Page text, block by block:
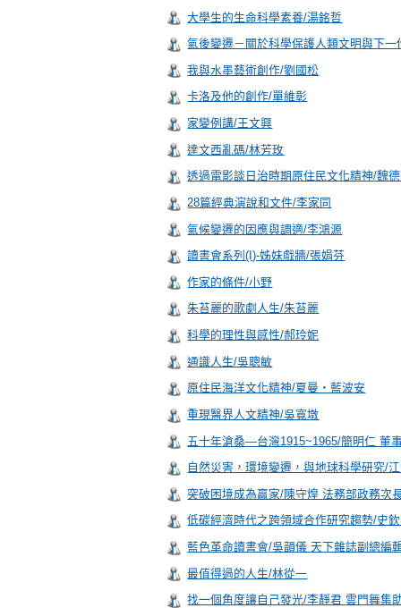
大學生的生命科學素養/湯銘哲
氣後變遷－關於科學保護人類文明與下
我與水墨藝術創作/劉國松
卡洛及他的創作/單維彰
家變例講/王文興
達文西亂碼/林芳玫
透過電影談日治時期原住民文化精神/魏
28篇經典演說和文件/李家同
氣候變遷的因應與調適/李鴻源
讀書會系列(I)-姊妹戲牆/張娟芬
作家的條件/小野
朱苔麗的歌劇人生/朱苔麗
科學的理性與感性/郝玲妮
通識人生/吳聰敏
原住民海洋文化精神/夏曼‧藍波安
重現醫界人文精神/吳寬墩
五十年滄桑—台灣1915~1965/簡明仁 董
自然災害，環境變遷，與地球科學研究/
突破困境成為贏家/陳守煌 法務部政務
低碳經濟時代之跨領域合作研究趨勢/史
藍色革命讀書會/吳韻儀 天下雜誌副總
最值得過的人生/林從一
找一個角度讓自己發光/